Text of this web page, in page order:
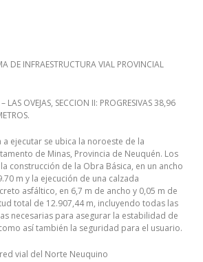
DE INFRAESTRUCTURA VIAL PROVINCIAL
LAS OVEJAS, SECCION II: PROGRESIVAS 38,96
a ejecutar se ubica la noroeste de la
de Minas, Provincia de Neuquén. Los
construcción de la Obra Básica, en un ancho
m y la ejecución de una calzada
asfáltico, en 6,7 m de ancho y 0,05 m de
total de 12.907,44 m, incluyendo todas las
necesarias para asegurar la estabilidad de
así también la seguridad para el usuario.
vial del Norte Neuquino